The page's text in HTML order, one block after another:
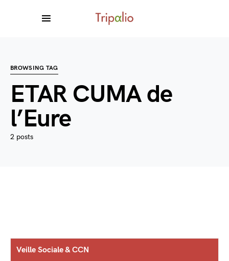
BROWSING TAG
ETAR CUMA de
l’Eure
2 posts
Veille Sociale & CCN